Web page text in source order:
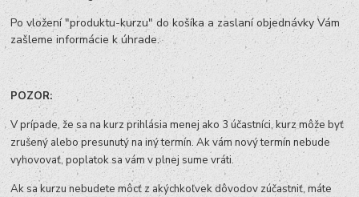
Po vložení "produktu-kurzu" do košíka a zaslaní objednávky Vám
zašleme informácie k úhrade.
POZOR:
V prípade, že sa na kurz prihlásia menej ako 3 účastníci, kurz môže byť
zrušený alebo presunutý na iný termín. Ak vám nový termín nebude
vyhovovať, poplatok sa vám v plnej sume vráti.
Ak sa kurzu nebudete môcť z akýchkoľvek dôvodov zúčastniť, máte